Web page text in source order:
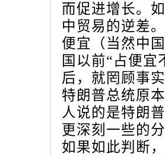
而促进增长。
中贸易的逆差
便宜（当然中
国以前“占便宜
后，就罔顾事
特朗普总统原
人说的是特朗
更深刻一些的
如果如此判断